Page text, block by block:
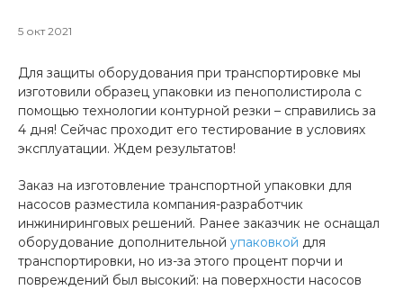
5 окт 2021
Для защиты оборудования при транспортировке мы
изготовили образец упаковки из пенополистирола с
помощью технологии контурной резки – справились за
4 дня! Сейчас проходит его тестирование в условиях
эксплуатации. Ждем результатов!
Заказ на изготовление транспортной упаковки для
насосов разместила компания-разработчик
инжиниринговых решений. Ранее заказчик не оснащал
оборудование дополнительной упаковкой для
транспортировки, но из-за этого процент порчи и
повреждений был высокий: на поверхности насосов